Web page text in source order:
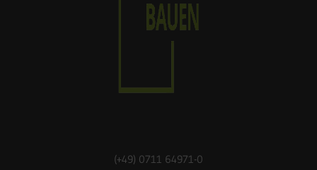
(+49) 0711 64971-0